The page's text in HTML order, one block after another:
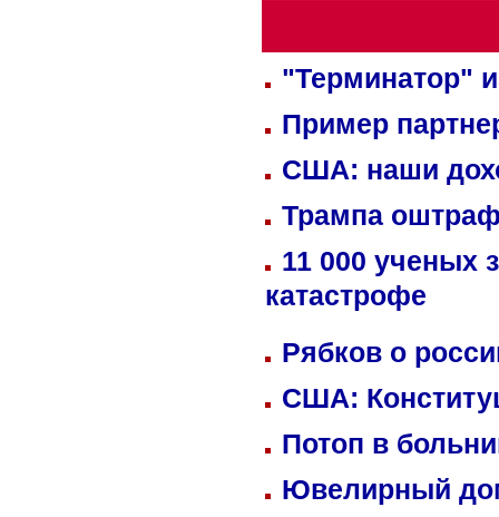
"Терминатор"
Пример
США: наши
Трампа
11 000 ученых
катастрофе
Рябков о
США:
Потоп в
Ювелирный